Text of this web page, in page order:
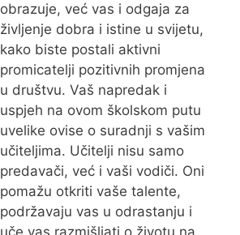
obrazuje, već vas i odgaja za
življenje dobra i istine u svijetu,
kako biste postali aktivni
promicatelji pozitivnih promjena
u društvu. Vaš napredak i
uspjeh na ovom školskom putu
uvelike ovise o suradnji s vašim
učiteljima. Učitelji nisu samo
predavači, već i vaši vodiči. Oni
pomažu otkriti vaše talente,
podržavaju vas u odrastanju i
uče vas razmišljati o životu na